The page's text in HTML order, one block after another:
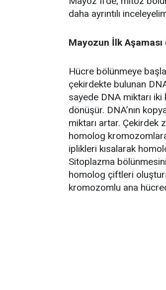
daha ayrıntılı
Mayozun İlk
Hücre bölünmeye
çekirdekte bulunan
sayede DNA miktarı iki
dönüşür. DNA’nın
miktarı artar. Çekirdek
homolog
iplikleri kısalarak
Sitoplazma
homolog çiftleri
kromozomlu ana